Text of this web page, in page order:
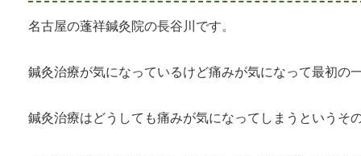
名古屋の蓬祥鍼灸院の長谷川です。
鍼灸治療が気になっているけど痛みが気になって最初の
鍼灸治療はどうしても痛みが気になってしまうというそ